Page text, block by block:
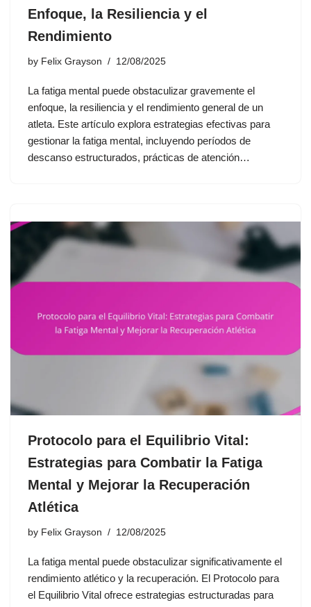
Enfoque, la Resiliencia y el
Rendimiento
by Felix Grayson 12/08/2025
La fatiga mental puede obstaculizar gravemente el
enfoque, la resiliencia y el rendimiento general de un
atleta. Este artículo explora estrategias efectivas para
gestionar la fatiga mental, incluyendo períodos de
descanso estructurados, prácticas de atención…
Protocolo para el Equilibrio Vital:
Estrategias para Combatir la Fatiga
Mental y Mejorar la Recuperación
Atlética
by Felix Grayson 12/08/2025
La fatiga mental puede obstaculizar significativamente el
rendimiento atlético y la recuperación. El Protocolo para
el Equilibrio Vital ofrece estrategias estructuradas para